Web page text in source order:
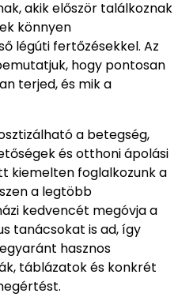
akik először találkoznak
könnyen
légúti fertőzésekkel. Az
hogy pontosan
terjed, és mik a
a betegség,
és otthoni ápolási
kiemelten foglalkozunk a
a legtöbb
kedvencét megóvja a
tanácsokat is ad, így
hasznos
táblázatok és konkrét